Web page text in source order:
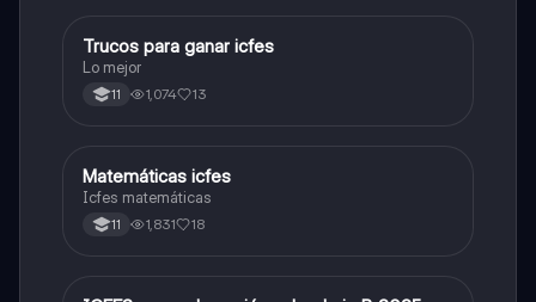
Química
Trucos para ganar icfes
Lo mejor
11 1,074 13
ICFES: Matemáticas
Matemáticas icfes
Icfes matemáticas
11 1,831 18